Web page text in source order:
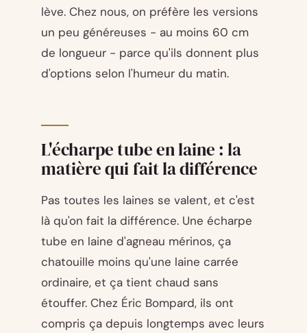
lève. Chez nous, on préfère les versions
un peu généreuses - au moins 60 cm
de longueur - parce qu'ils donnent plus
d'options selon l'humeur du matin.
L'écharpe tube en laine : la
matière qui fait la différence
Pas toutes les laines se valent, et c'est
là qu'on fait la différence. Une écharpe
tube en laine d'agneau mérinos, ça
chatouille moins qu'une laine carrée
ordinaire, et ça tient chaud sans
étouffer. Chez Éric Bompard, ils ont
compris ça depuis longtemps avec leurs